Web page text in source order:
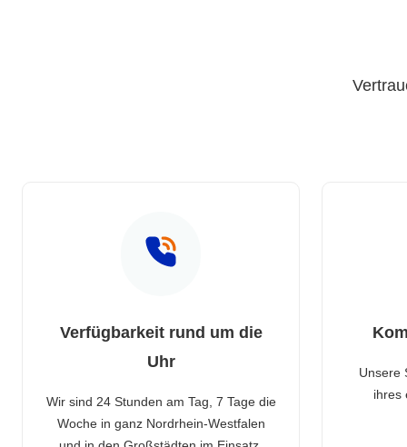
Verfügbarkeit rund um die
Uhr
Wir sind 24 Stunden am Tag, 7 Tage die
Woche in ganz Nordrhein-Westfalen
Unsere
ihres